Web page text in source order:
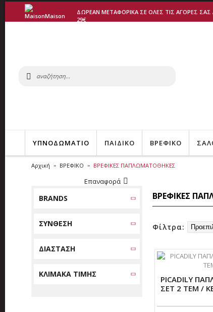
ΔΩΡΕΑΝ ΜΕΤΑΦΟΡΙΚΑ ΣΕ ΟΛΕΣ ΤΙΣ ΑΓΟΡΕΣ
29€
ΥΠΝΟΔΩΜΑΤΙΟ ΠΑΙΔΙΚΟ ΒΡΕΦΙΚΟ
Αρχική ΒΡΕΦΙΚΟ ΒΡΕΦΙΚΕΣ ΠΑΠΛΩΜΑΤΟΘΗΚΕΣ
Επαναφορά
BRANDS
ΣΥΝΘΕΣΗ
ΔΙΑΣΤΑΣΗ
ΚΛΙΜΑΚΑ ΤΙΜΗΣ
ΒΡΕΦΙΚΕΣ
Φίλτρα:
PICADILY
ΣΕΤ 2 ΤΕΜ /